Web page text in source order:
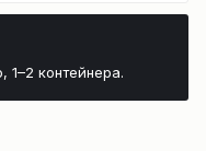
контейнера.